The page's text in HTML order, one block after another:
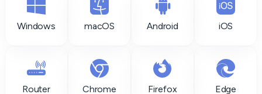
Windows macOS Android iOS
Router Chrome Firefox Edge